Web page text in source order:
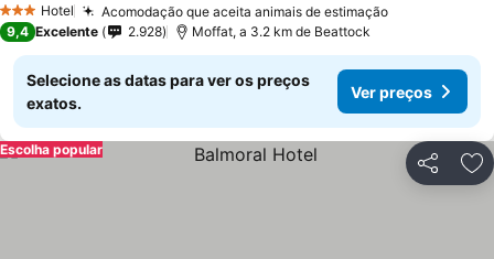
3 EstrelasHotel Acomodação que aceita animais de estimação
9,4 Excelente 2.928 Moffat, a 3.2 km de Beattock
Selecione as datas para ver os preços
exatos.
Ver preços
Partilhar
Escolha popular